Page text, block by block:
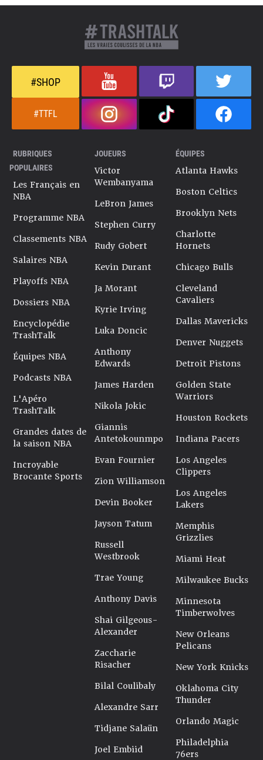
#SHOP
#TTFL
RUBRIQUES
POPULAIRES
Les Français en
NBA
Programme NBA
Classements NBA
Salaires NBA
Playoffs NBA
Dossiers NBA
Encyclopédie
TrashTalk
Équipes NBA
Podcasts NBA
L'Apéro
TrashTalk
Grandes dates de
la saison NBA
Incroyable
Brocante Sports
JOUEURS
Victor
Wembanyama
LeBron James
Stephen Curry
Rudy Gobert
Kevin Durant
Ja Morant
Kyrie Irving
Luka Doncic
Anthony
Edwards
James Harden
Nikola Jokic
Giannis
Antetokounmpo
Evan Fournier
Zion Williamson
Devin Booker
Jayson Tatum
Russell
Westbrook
Trae Young
Anthony Davis
Shai Gilgeous-
Alexander
Zaccharie
Risacher
Bilal Coulibaly
Alexandre Sarr
Tidjane Salaün
Joel Embiid
ÉQUIPES
Atlanta Hawks
Boston Celtics
Brooklyn Nets
Charlotte
Hornets
Chicago Bulls
Cleveland
Cavaliers
Dallas Mavericks
Denver Nuggets
Detroit Pistons
Golden State
Warriors
Houston Rockets
Indiana Pacers
Los Angeles
Clippers
Los Angeles
Lakers
Memphis
Grizzlies
Miami Heat
Milwaukee Bucks
Minnesota
Timberwolves
New Orleans
Pelicans
New York Knicks
Oklahoma City
Thunder
Orlando Magic
Philadelphia
76ers